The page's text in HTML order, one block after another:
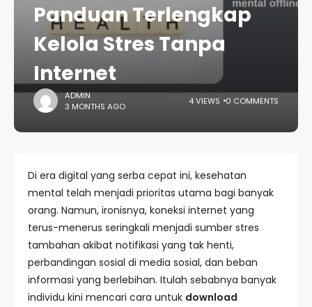
Panduan Terlengkap
Kelola Stres Tanpa
Internet
ADMIN
3 MONTHS AGO
4 VIEWS 0 COMMENTS
Di era digital yang serba cepat ini, kesehatan
mental telah menjadi prioritas utama bagi banyak
orang. Namun, ironisnya, koneksi internet yang
terus-menerus seringkali menjadi sumber stres
tambahan akibat notifikasi yang tak henti,
perbandingan sosial di media sosial, dan beban
informasi yang berlebihan. Itulah sebabnya banyak
individu kini mencari cara untuk download